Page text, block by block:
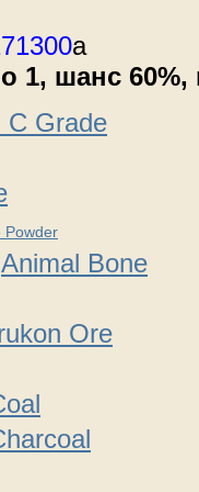
a
1, шанс 60%,
C Grade
Powder
Animal Bone
Ore